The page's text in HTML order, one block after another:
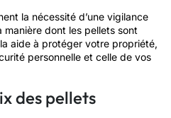
la nécessité d’une vigilance
dont les pellets sont
aide à protéger votre propriété,
personnelle et celle de vos
des pellets